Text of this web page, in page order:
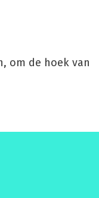
om de hoek van